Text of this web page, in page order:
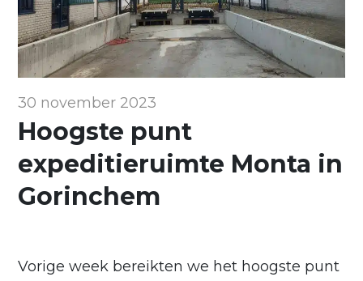
30 november 2023
Hoogste punt
expeditieruimte Monta in
Gorinchem
Vorige week bereikten we het hoogste punt